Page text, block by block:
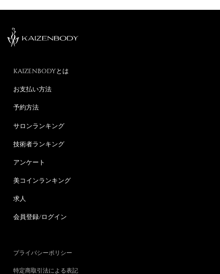
KAIZENBODYとは
お支払い方法
予約方法
サロンランキング
技術者ランキング
アンケート
美コインランキング
求人
会員登録/ログイン
プライバシーポリシー
特定商取引法による表記